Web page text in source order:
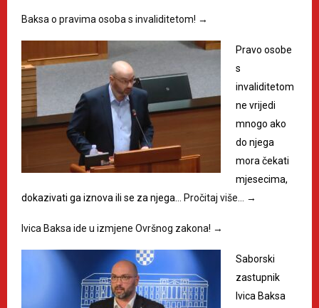
Baksa o pravima osoba s invaliditetom! →
Pravo osobe
s
invaliditetom
ne vrijedi
mnogo ako
do njega
mora čekati
mjesecima,
dokazivati ga iznova ili se za njega…
Pročitaj više… →
Ivica Baksa ide u izmjene Ovršnog zakona! →
Saborski
zastupnik
Ivica Baksa